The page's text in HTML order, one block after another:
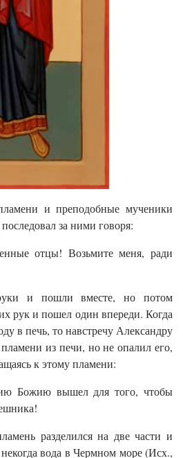
и преподобные мученики
за ними говоря:
отцы! Возьмите меня, ради
и пошли вместе, но потом
рук и пошел один впереди. Когда
в печь, то навстречу Александру
из печи, но не опалил его,
к этому пламени:
Божию вышел для того, чтобы
разделился на две части и
вода в Чермном море (Исх.,